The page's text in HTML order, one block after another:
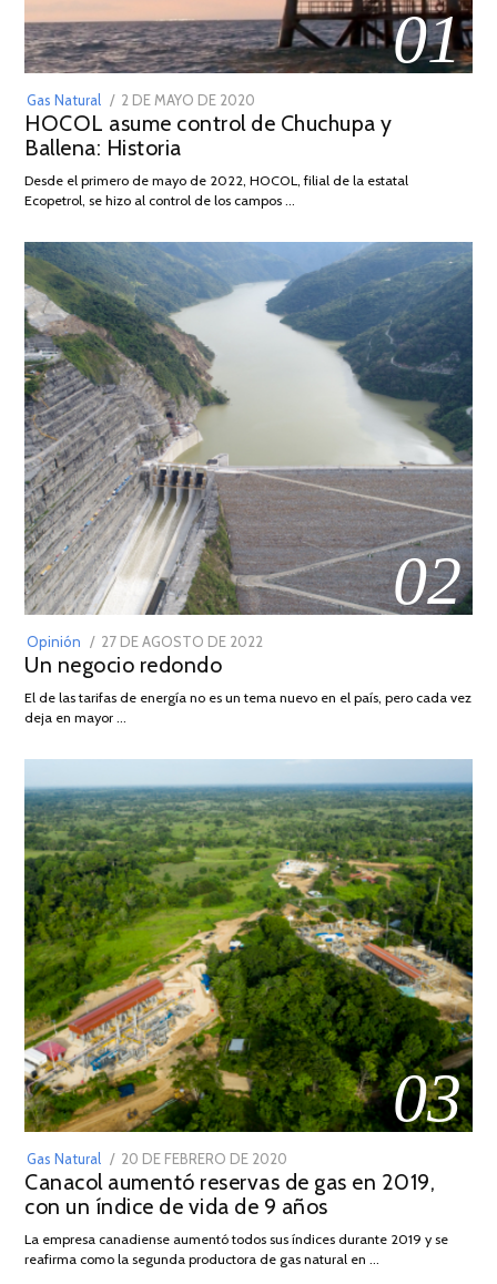
01
Gas Natural
POSTED
ON
2 DE MAYO DE 2020
DE
2026
HOCOL asume control de Chuchupa y
Ballena: Historia
Desde el primero de mayo de 2022, HOCOL, filial de la estatal
Ecopetrol, se hizo al control de los campos …
02
Opinión
POSTED
ON
27 DE AGOSTO DE 2022
DE
Un negocio redondo
El de las tarifas de energía no es un tema nuevo en el país, pero cada vez
deja en mayor …
03
Gas Natural
POSTED
ON
20 DE FEBRERO DE 2020
DE
JULIO
2025
Canacol aumentó reservas de gas en 2019,
con un índice de vida de 9 años
La empresa canadiense aumentó todos sus índices durante 2019 y se
reafirma como la segunda productora de gas natural en …